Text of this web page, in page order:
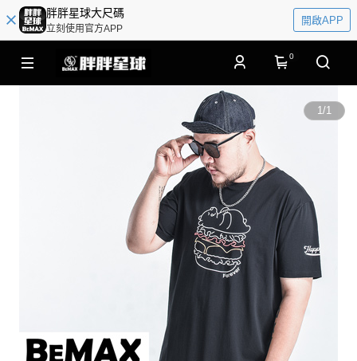
胖胖星球大尺碼
立刻使用官方APP
開啟APP
0
1/1